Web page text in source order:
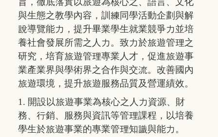
與生態之教學內容，訓練同學活動企劃與解
說導覽能力，提升畢業學生就業競爭力並培
養社會發展所需之人力。致力於旅遊管理之
研究，培育旅遊管理專業人才，促進旅遊事
業產業界與學術界之合作與交流。改善國內
旅遊環境，提升旅遊服務品質及營運績效。
1. 開設以旅遊事業為核心之人力資源、財
務、行銷、服務與資訊等管理課程，以培養
學生於旅遊事業的專業管理知識與能力。